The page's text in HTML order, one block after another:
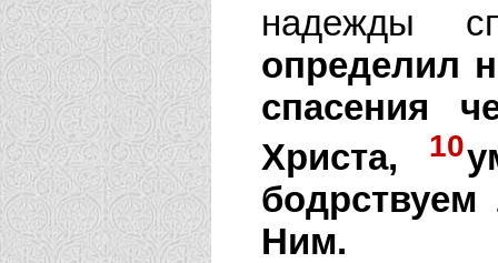
надежды
определил
спасения
Христа,
10
Ним.